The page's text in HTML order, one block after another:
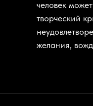
человек
творческий
желания,